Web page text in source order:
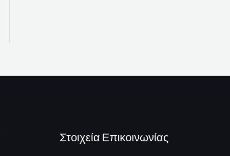
Στοιχεία Επικοινωνίας